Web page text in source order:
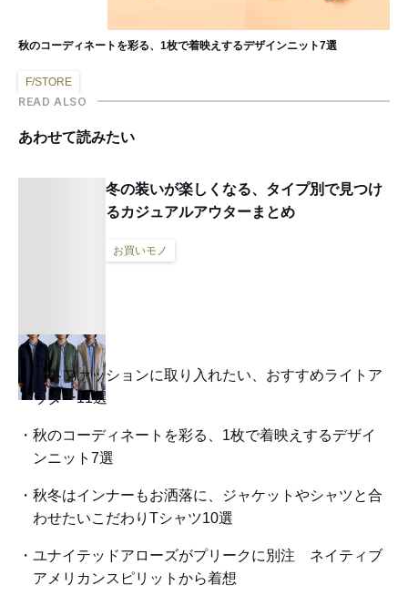
秋のコーディネートを彩る、1枚で着映えするデザインニット7選
F/STORE
READ ALSO
あわせて読みたい
冬の装いが楽しくなる、タイプ別で見つけ
るカジュアルアウターまとめ
お買いモノ
秋冬ファッションに取り入れたい、おすすめライトア
ウター11選
秋のコーディネートを彩る、1枚で着映えするデザイ
ンニット7選
秋冬はインナーもお洒落に、ジャケットやシャツと合
わせたいこだわりTシャツ10選
ユナイテッドアローズがプリークに別注 ネイティブ
アメリカンスピリットから着想